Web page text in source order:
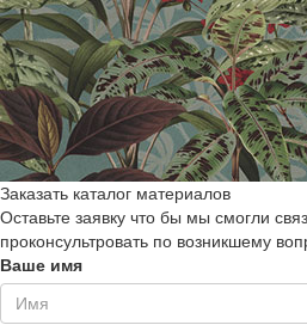
Заказать каталог материалов
Оставьте заявку что бы мы смогли
проконсультровать по возникшему
Ваше имя